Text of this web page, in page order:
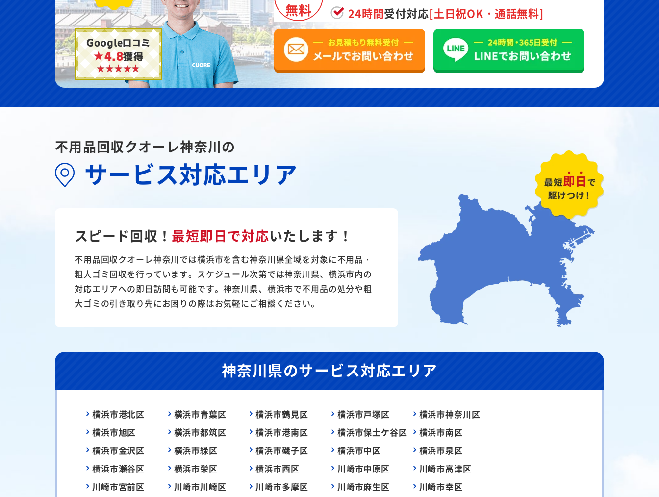
Google口コミ
★4.8獲得
無料 24時間受付対応[土日祝OK・通話無料]
不用品回収クオーレ神奈川の
サービス対応エリア
スピード回収！ 最短即日で対応いたします！
不用品回収クオーレ神奈川では横浜市を含む神奈川県全域を対象に不用品・
粗大ゴミ回収を行っています。スケジュール次第では神奈川県、横浜市内の
対応エリアへの即日訪問も可能です。神奈川県、横浜市で不用品の処分や粗
大ゴミの引き取り先にお困りの際はお気軽にご相談ください。
神奈川県のサービス対応エリア
横浜市港北区 横浜市青葉区 横浜市鶴見区 横浜市戸塚区
横浜市神奈川区
横浜市旭区
横浜市都筑区 横浜市港南区 横浜市保土ケ谷区
横浜市南区
横浜市金沢区
横浜市緑区 横浜市磯子区 横浜市中区
横浜市泉区
横浜市瀬谷区
横浜市栄区 横浜市西区 川崎市中原区
川崎市高津区
川崎市宮前区
川崎市川崎区 川崎市多摩区 川崎市麻生区 川崎市幸区